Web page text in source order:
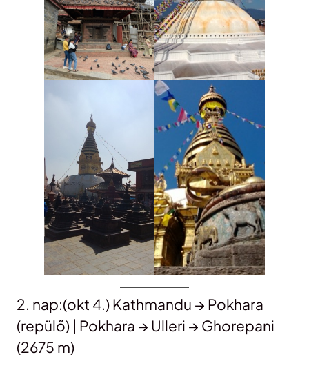
2. nap:(okt 4.) Kathmandu → Pokhara
(repülő) | Pokhara → Ulleri → Ghorepani
(2675 m)